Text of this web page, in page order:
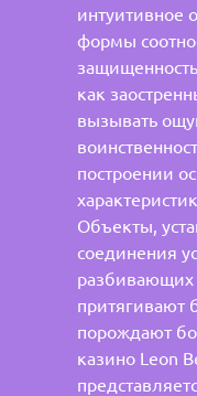
интуитивное
формы
как
вызывать
построении
Объекты,
соединения
разбивающих
притягивают
порождают
казино Leon